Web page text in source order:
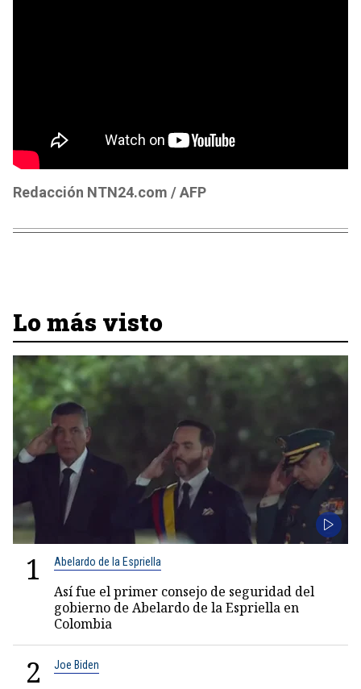
Redacción NTN24.com / AFP
Lo más visto
1 Abelardo de la Espriella
Así fue el primer consejo de seguridad del
gobierno de Abelardo de la Espriella en
Colombia
2 Joe Biden